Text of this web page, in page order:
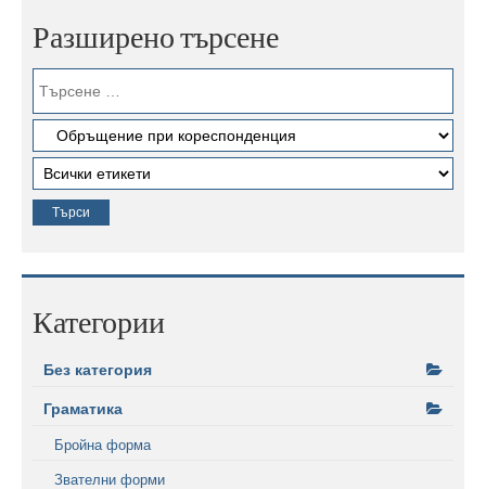
Разширено търсене
Категории
Без категория
Граматика
Бройна форма
Звателни форми